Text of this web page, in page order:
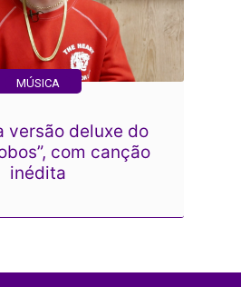
MÚSICA
versão deluxe do
com canção
inédita